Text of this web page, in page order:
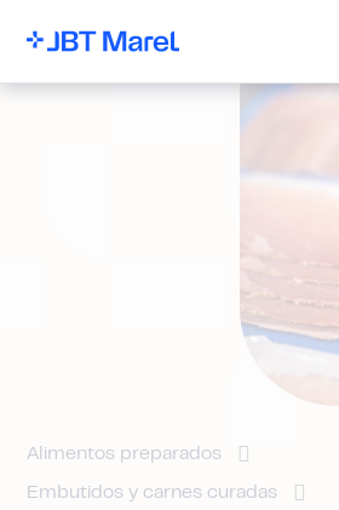
Alimentos preparados
Embutidos y carnes curadas